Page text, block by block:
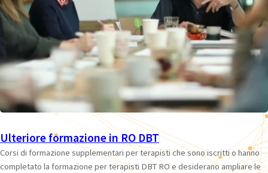
Ulteriore formazione in RO DBT
Corsi di formazione supplementari per terapisti che sono iscritti o hanno
completato la formazione per terapisti DBT RO e desiderano ampliare le